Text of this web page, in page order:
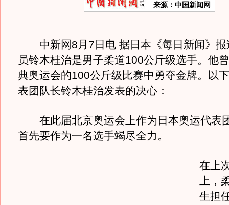
来源：中国新闻网
中新网8月7日电 据日本《每日新闻》报
员铃木桂治是男子柔道100公斤级选手。他
典奥运会的100公斤级比赛中勇夺金牌。以
表团队长铃木桂治发表的决心：
在此届北京奥运会上作为日本奥运代表
首先要作为一名选手竭尽全力。
在上
上，
生担